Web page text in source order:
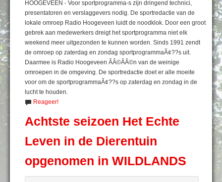
HOOGEVEEN - Voor sportprogramma-s zijn dringend technici,
presentatoren en verslaggevers nodig. De sportredactie van de
lokale omroep Radio Hoogeveen luidt de noodklok. Door een groot
gebrek aan medewerkers dreigt het sportprogramma niet elk
weekend meer uitgezonden te kunnen worden. Sinds 1991 zendt
de omroep op zaterdag en zondag sportprogrammaÃ¢??s uit.
Daarmee is Radio Hoogeveen ÃÂ©ÃÂ©n van de weinige
omroepen in de omgeving. De sportredactie doet er alle moeite
voor om de sportprogrammaÃ¢??s op zaterdag en zondag in de
lucht te houden.
Reageer!
Achtste seizoen Het Echte
Leven in de Dierentuin
opgenomen in WILDLANDS